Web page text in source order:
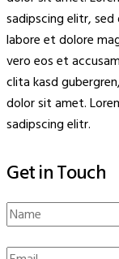
sadipscing elitr,
labore et dolore
vero eos et
clita kasd
dolor sit amet.
sadipscing elitr.
Get in Touch